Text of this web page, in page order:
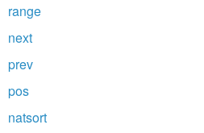
range
next
prev
pos
natsort